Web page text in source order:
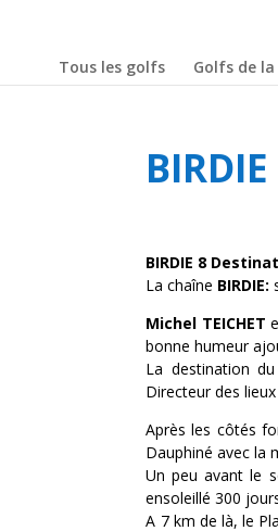
Tous les golfs Golfs de la
BIRDIE 8
La chaîne BIRDIE:
Michel TEICHET
bonne humeur
La destination
Directeur des lieux
Après les côtés
Dauphiné avec la
Un peu avant le
ensoleillé 300
A 7 km de là, le